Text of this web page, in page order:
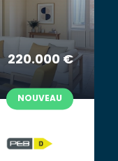
220.000 €
NOUVEAU